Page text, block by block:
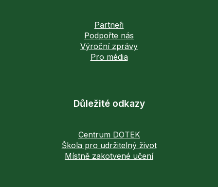
Partneři
Podpořte nás
Výroční zprávy
Pro média
Důležité odkazy
Centrum DOTEK
Škola pro udržitelný život
Místně zakotvené učení